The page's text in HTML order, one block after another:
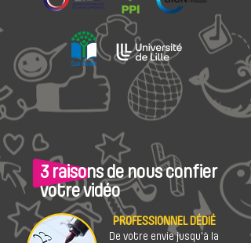
3 raisons de nous confier
votre vidéo
PROFESSIONNEL DÉDIÉ
De votre envie jusqu'à la